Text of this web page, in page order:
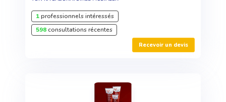
1professionnels intéressés
598consultations récentes
Recevoir un devis